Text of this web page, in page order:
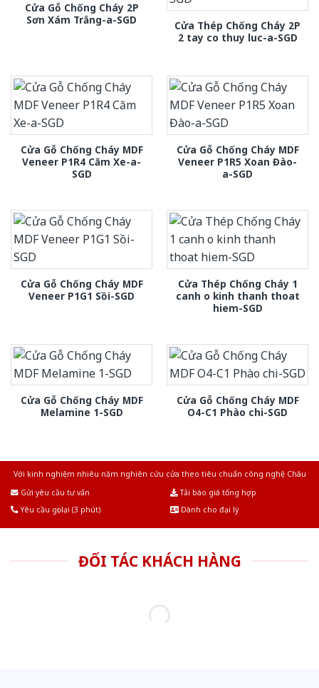
Cửa Gỗ Chống Cháy 2P
Sơn Xám Trắng-a-SGD
Cửa Thép Chống Cháy 2P
2 tay co thuy luc-a-SGD
Cửa Gỗ Chống Cháy MDF
Veneer P1R4 Căm Xe-a-
SGD
Cửa Gỗ Chống Cháy MDF
Veneer P1R5 Xoan Đào-
a-SGD
Cửa Gỗ Chống Cháy MDF
Veneer P1G1 Sồi-SGD
Cửa Thép Chống Cháy 1
canh o kinh thanh thoat
hiem-SGD
Cửa Gỗ Chống Cháy MDF
Melamine 1-SGD
Cửa Gỗ Chống Cháy MDF
O4-C1 Phào chi-SGD
Với kinh nghiệm nhiêu năm nghiên cứu cửa theo tiêu chuẩn công nghệ Châu
Gửi yêu cầu tư vấn
Tải báo giá tổng hợp
Yêu cầu gọi lại (3 phút)
Dành cho đại lý
ĐỐI TÁC KHÁCH HÀNG